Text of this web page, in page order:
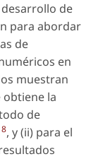
de
para abordar
de
en
muestran
obtiene la
de
8, y (ii) para el